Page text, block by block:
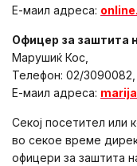
Е-маил адреса:
Офицер за заштита
Марушиќ Кос,
Телефон: 02/3090082,
Е-маил адреса:
Секој посетител или
во секое време
офицери за заштита